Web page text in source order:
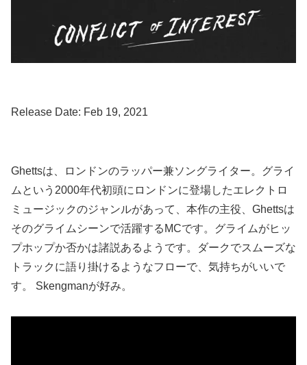
Release Date: Feb 19, 2021
Ghettsは、ロンドンのラッパー兼ソングライター。グライ
ムという2000年代初頭にロンドンに登場したエレクトロ
ミュージックのジャンルがあって、本作の主役、Ghettsは
そのグライムシーンで活躍するMCです。グライムがヒッ
プホップか否かは諸説あるようです。ダークでスムーズな
トラックに語り掛けるようなフローで、気持ちがいいで
す。 Skengmanが好み。